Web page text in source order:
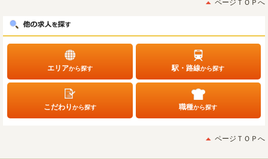
ページＴＯＰへ
エリアから探す 駅・路線から探す
こだわりから探す 職種から探す
ページＴＯＰへ